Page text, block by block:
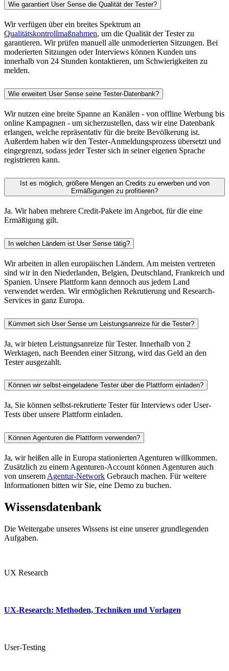
Wie garantiert User Sense die Qualität der Tester?
Wir verfügen über ein breites Spektrum an
Qualitätskontrollmaßnahmen, um die Qualität der Tester zu
garantieren. Wir prüfen manuell alle unmoderierten Sitzungen. Bei
moderierten Sitzungen oder Interviews können Kunden uns
innerhalb von 24 Stunden kontaktieren, um Schwierigkeiten zu
melden.
Wie erweitert User Sense seine Tester-Datenbank?
Wir nutzen eine breite Spanne an Kanälen - von offline Werbung bis
online Kampagnen - um sicherzustellen, dass wir eine Datenbank
erlangen, welche repräsentativ für die breite Bevölkerung ist.
Außerdem haben wir den Tester-Anmeldungsprozess übersetzt und
eingegrenzt, sodass jeder Tester sich in seiner eigenen Sprache
registrieren kann.
Ist es möglich, größere Mengen an Credits zu erwerben und von
Ermäßigungen zu profitieren?
Ja. Wir haben mehrere Credit-Pakete im Angebot, für die eine
Ermäßigung gilt.
In welchen Ländern ist User Sense tätig?
Wir arbeiten in allen europäischen Ländern. Am meisten vertreten
sind wir in den Niederlanden, Belgien, Deutschland, Frankreich und
Spanien. Unsere Plattform kann dennoch aus jedem Land
verwendet werden. Wir ermöglichen Rekrutierung und Research-
Services in ganz Europa.
Kümmert sich User Sense um Leistungsanreize für die Tester?
Ja, wir bieten Leistungsanreize für Tester. Innerhalb von 2
Werktagen, nach Beenden einer Sitzung, wird das Geld an den
Tester ausgezahlt.
Können wir selbst-eingeladene Tester über die Plattform einladen?
Ja, Sie können selbst-rekrutierte Tester für Interviews oder User-
Tests über unsere Plattform einladen.
Können Agenturen die Plattform verwenden?
Ja, wir heißen alle in Europa stationierten Agenturen willkommen.
Zusätzlich zu einem Agenturen-Account können Agenturen auch
von unserem Agentur-Network Gebrauch machen. Für weitere
Informationen bitten wir Sie, eine Demo zu buchen.
Wissensdatenbank
Die Weitergabe unseres Wissens ist eine unserer grundlegenden
Aufgaben.
UX Research
UX-Research: Methoden, Techniken und Vorlagen
User-Testing